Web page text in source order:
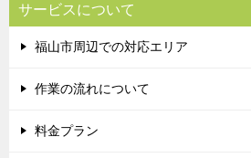
サービスについて
福山市周辺での対応エリア
作業の流れについて
料金プラン